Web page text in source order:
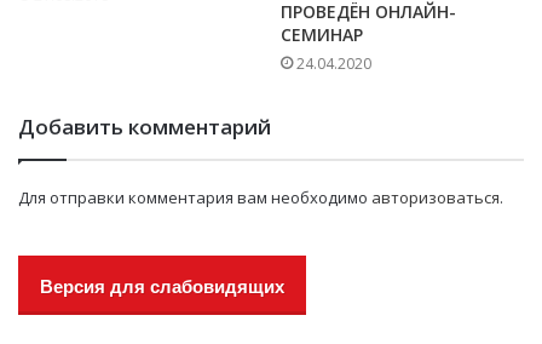
ПРОВЕДЁН ОНЛАЙН-
СЕМИНАР
24.04.2020
Добавить комментарий
Для отправки комментария вам необходимо авторизоваться.
Версия для слабовидящих